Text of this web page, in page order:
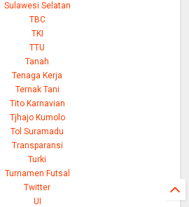
Sulawesi Selatan
TBC
TKI
TTU
Tanah
Tenaga Kerja
Ternak Tani
Tito Karnavian
Tjhajo Kumolo
Tol Suramadu
Transparansi
Turki
Turnamen Futsal
Twitter
UI